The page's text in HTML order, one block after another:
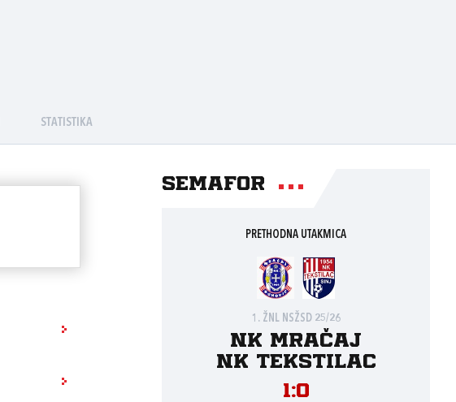
STATISTIKA
Semafor
PRETHODNA UTAKMICA
1. ŽNL NSŽSD 25/26
NK Mračaj
NK Tekstilac
1:0